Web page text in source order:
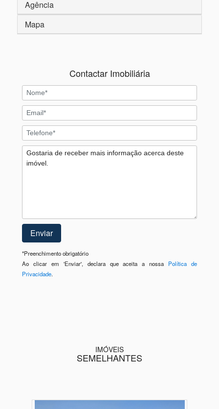
Agência
Mapa
Contactar Imobiliária
*Preenchimento obrigatório
Ao clicar em 'Enviar', declara que aceita a nossa Política de
Privacidade.
IMÓVEIS
SEMELHANTES